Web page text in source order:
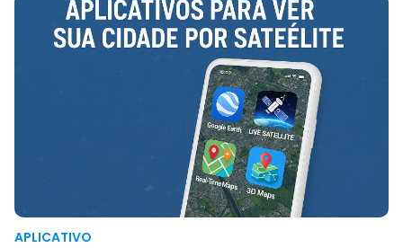
APLICATIVO